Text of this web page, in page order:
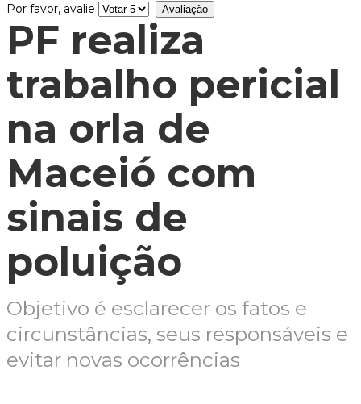
Por favor, avalie
PF realiza
trabalho pericial
na orla de
Maceió com
sinais de
poluição
Objetivo é esclarecer os fatos e
circunstâncias, seus responsáveis e
evitar novas ocorrências